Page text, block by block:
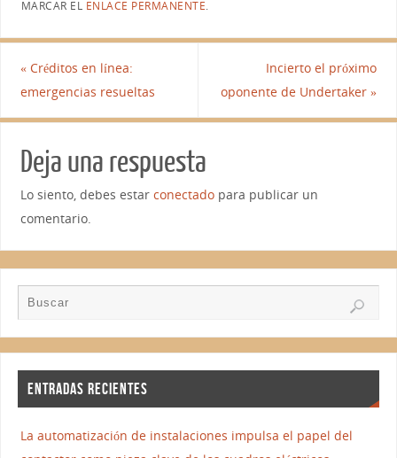
MARCAR EL ENLACE PERMANENTE.
«Créditos en línea:
emergencias resueltas
Incierto el próximo
oponente de Undertaker»
Deja una respuesta
Lo siento, debes estar conectadopara publicar un
comentario.
ENTRADAS RECIENTES
La automatización de instalaciones impulsa el papel del